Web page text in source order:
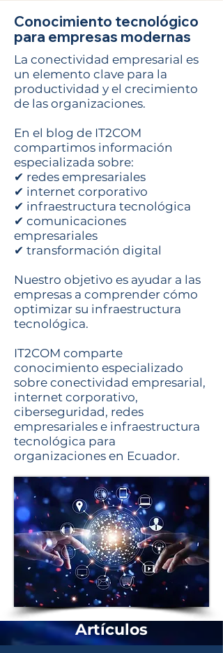
Conocimiento tecnológico
para empresas modernas
La conectividad empresarial es
un elemento clave para la
productividad y el crecimiento
de las organizaciones.
En el blog de IT2COM
compartimos información
especializada sobre:
✔ redes empresariales
✔ internet corporativo
✔ infraestructura tecnológica
✔ comunicaciones
empresariales
✔ transformación digital
Nuestro objetivo es ayudar a las
empresas a comprender cómo
optimizar su infraestructura
tecnológica.
IT2COM comparte
conocimiento especializado
sobre conectividad empresarial,
internet corporativo,
ciberseguridad, redes
empresariales e infraestructura
tecnológica para
organizaciones en Ecuador.
Artículos